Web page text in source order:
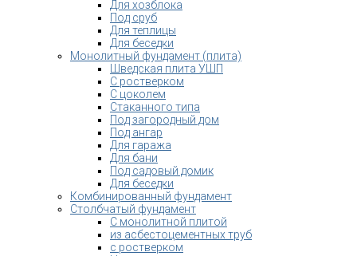
Для хозблока
Под сруб
Для теплицы
Для беседки
Монолитный фундамент (плита)
Шведская плита УШП
С ростверком
С цоколем
Стаканного типа
Под загородный дом
Под ангар
Для гаража
Для бани
Под садовый домик
Для беседки
Комбинированный фундамент
Столбчатый фундамент
С монолитной плитой
из асбестоцементных труб
с ростверком